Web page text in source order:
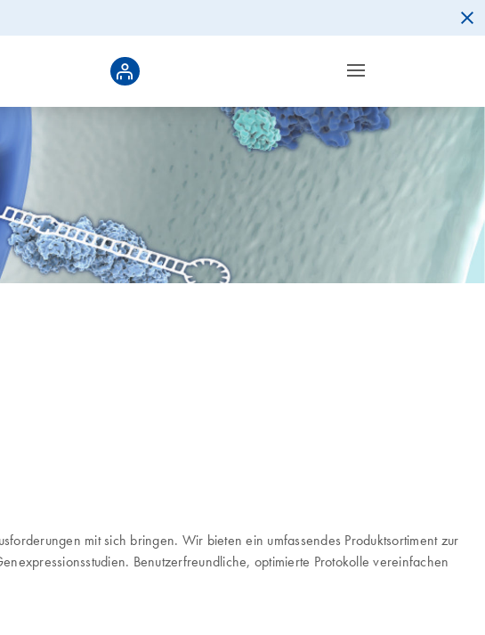
mit sich bringen. Wir bieten ein umfassendes Produktsortiment zur
Benutzerfreundliche, optimierte Protokolle vereinfachen